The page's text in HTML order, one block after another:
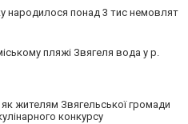
народилося понад 3 тис немовлят
пляжі Звягеля вода у р.
жителям Звягельської громади
конкурсу